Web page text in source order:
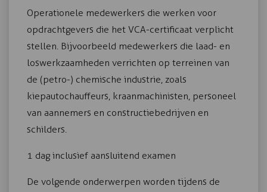
Operationele medewerkers die werken voor
opdrachtgevers die het VCA-certificaat verplicht
stellen. Bijvoorbeeld medewerkers die laad- en
loswerkzaamheden verrichten op terreinen van
de (petro-) chemische industrie, zoals
kiepautochauffeurs, kraanmachinisten, personeel
van aannemers en constructiebedrijven en
schilders.
1 dag inclusief aansluitend examen
De volgende onderwerpen worden tijdens de